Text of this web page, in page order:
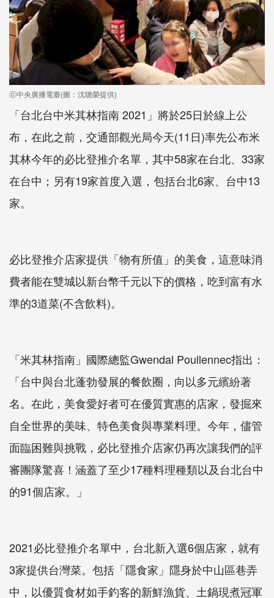
ⓒ中央廣播電臺(圖：沈聰榮提供)
「台北台中米其林指南 2021」將於25日於線上公
布，在此之前，交通部觀光局今天(11日)率先公布米
其林今年的必比登推介名單，其中58家在台北、33家
在台中；另有19家首度入選，包括台北6家、台中13
家。
必比登推介店家提供「物有所值」的美食，這意味消
費者能在雙城以新台幣千元以下的價格，吃到富有水
準的3道菜(不含飲料)。
「米其林指南」國際總監Gwendal Poullennec指出：
「台中與台北蓬勃發展的餐飲圈，向以多元繽紛著
名。在此，美食愛好者可在優質實惠的店家，發掘來
自全世界的美味、特色美食與專業料理。今年，儘管
面臨困難與挑戰，必比登推介店家仍再次讓我們的評
審團隊驚喜！涵蓋了至少17種料理種類以及台北台中
的91個店家。」
2021必比登推介名單中，台北新入選6個店家，就有
3家提供台灣菜。包括「隱食家」隱身於中山區巷弄
中，以優質食材如手釣客的新鮮漁貨、土鍋現煮冠軍